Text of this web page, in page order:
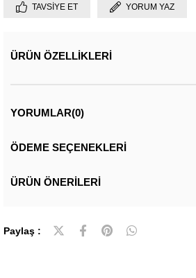
TAVSIYE ET YORUM YAZ
ÜRÜN ÖZELLIKLERI
YORUMLAR(0)
ÖDEME SEÇENEKLERI
ÜRÜN ÖNERILERI
Paylaş :